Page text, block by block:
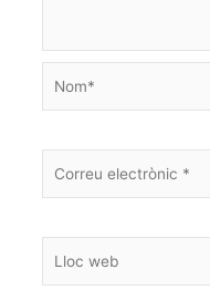
electrònic
web